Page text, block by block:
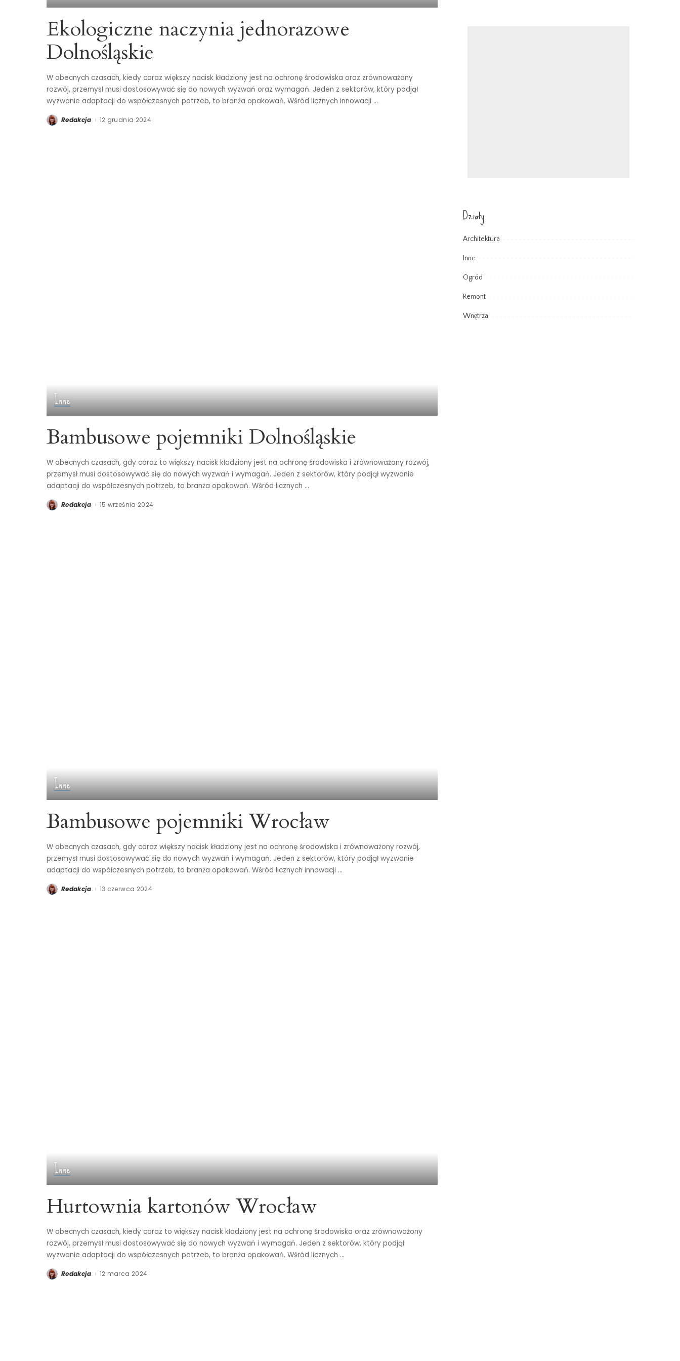
Ekologiczne naczynia jednorazowe
Dolnośląskie
W obecnych czasach, kiedy coraz większy nacisk kładziony jest na ochronę środowiska oraz zrównoważony
rozwój, przemysł musi dostosowywać się do nowych wyzwań oraz wymagań. Jeden z sektorów, który podjął
wyzwanie adaptacji do współczesnych potrzeb, to branża opakowań. Wśród licznych innowacji ...
Posted
by
Redakcja 12 grudnia 2024
Inne
Bambusowe pojemniki Dolnośląskie
W obecnych czasach, gdy coraz to większy nacisk kładziony jest na ochronę środowiska i zrównoważony rozwój,
przemysł musi dostosowywać się do nowych wyzwań i wymagań. Jeden z sektorów, który podjął wyzwanie
adaptacji do współczesnych potrzeb, to branża opakowań. Wśród licznych ...
Posted
by
Redakcja 15 września 2024
Inne
Bambusowe pojemniki Wrocław
W obecnych czasach, gdy coraz większy nacisk kładziony jest na ochronę środowiska i zrównoważony rozwój,
przemysł musi dostosowywać się do nowych wyzwań i wymagań. Jeden z sektorów, który podjął wyzwanie
adaptacji do współczesnych potrzeb, to branża opakowań. Wśród licznych innowacji ...
Posted
by
Redakcja 13 czerwca 2024
Inne
Hurtownia kartonów Wrocław
W obecnych czasach, kiedy coraz to większy nacisk kładziony jest na ochronę środowiska oraz zrównoważony
rozwój, przemysł musi dostosowywać się do nowych wyzwań i wymagań. Jeden z sektorów, który podjął
wyzwanie adaptacji do współczesnych potrzeb, to branża opakowań. Wśród licznych ...
Posted
by
Redakcja 12 marca 2024
Działy
Architektura
Inne
Ogród
Remont
Wnętrza